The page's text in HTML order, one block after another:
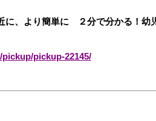
に、より簡単に ２分で分かる！幼
pickup-22145/